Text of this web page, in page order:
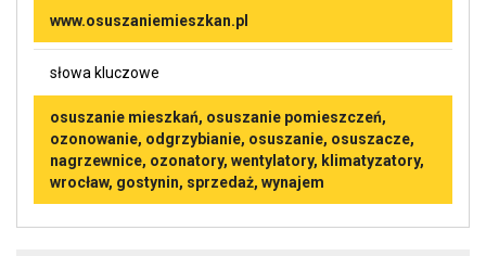
www.osuszaniemieszkan.pl
słowa kluczowe
osuszanie mieszkań, osuszanie pomieszczeń,
ozonowanie, odgrzybianie, osuszanie, osuszacze,
nagrzewnice, ozonatory, wentylatory, klimatyzatory,
wrocław, gostynin, sprzedaż, wynajem